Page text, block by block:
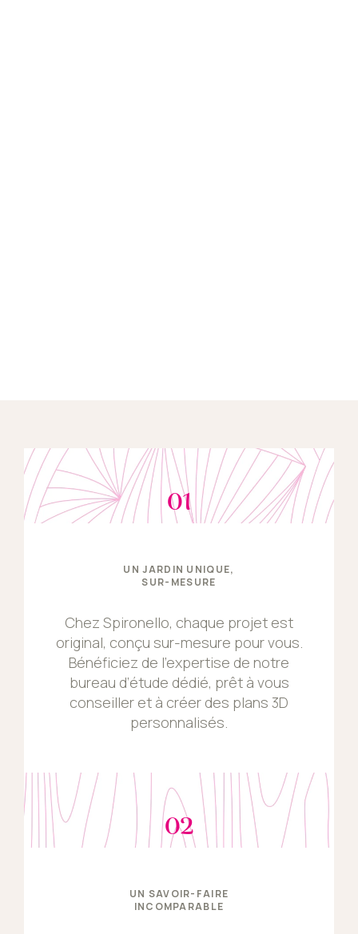
01
UN JARDIN UNIQUE,
SUR-MESURE
Chez Spironello, chaque projet est
original, conçu sur-mesure pour vous.
Bénéficiez de l’expertise de notre
bureau d’étude dédié, prêt à vous
conseiller et à créer des plans 3D
personnalisés.
02
UN SAVOIR-FAIRE
INCOMPARABLE